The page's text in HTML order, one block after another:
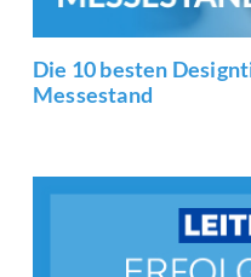
Die 10 besten
Messestand